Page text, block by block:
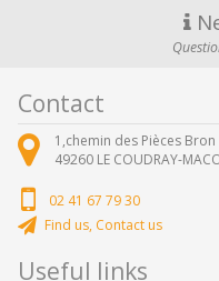
Contact
1,chemin des Pièces Bron
49260 LE COUDRAY-
02 41 67 79 30
Find us, Contact us
Useful links